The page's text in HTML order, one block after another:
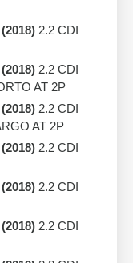
(2018) 2.2 CDI
(2018) 2.2 CDI
AT 2P
(2018) 2.2 CDI
AT 2P
(2018) 2.2 CDI
(2018) 2.2 CDI
(2018) 2.2 CDI